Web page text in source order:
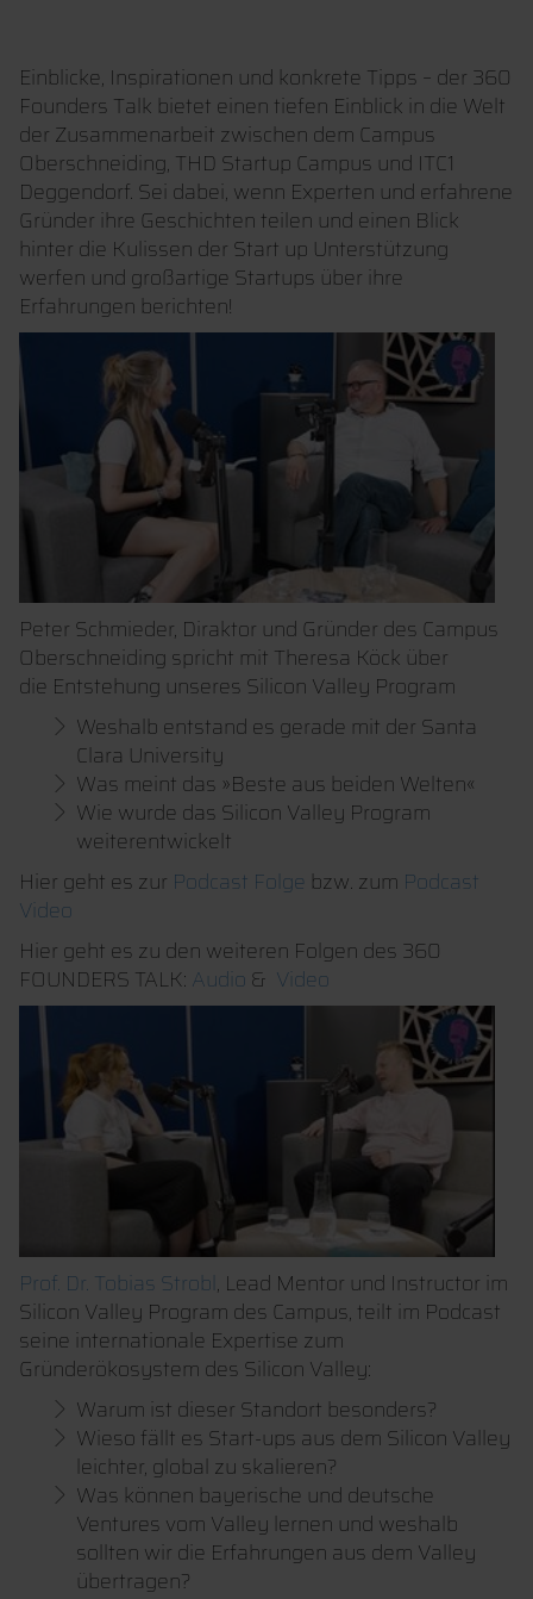
Einblicke, Inspirationen und konkrete Tipps – der 360
Founders Talk bietet einen tiefen Einblick in die Welt
der Zusammenarbeit zwischen dem Campus
Oberschneiding, THD Startup Campus und ITC1
Deggendorf. Sei dabei, wenn Experten und erfahrene
Gründer ihre Geschichten teilen und einen Blick
hinter die Kulissen der Start up Unterstützung
werfen und großartige Startups über ihre
Erfahrungen berichten!
Peter Schmieder, Diraktor und Gründer des Campus
Oberschneiding spricht mit Theresa Köck über
die Entstehung unseres Silicon Valley Program
Weshalb entstand es gerade mit der Santa
Clara University
Was meint das »Beste aus beiden Welten«
Wie wurde das Silicon Valley Program
weiterentwickelt
Hier geht es zur Podcast Folge bzw. zum Podcast
Video
Hier geht es zu den weiteren Folgen des 360
FOUNDERS TALK: Audio & Video
Prof. Dr. Tobias Strobl , Lead Mentor und Instructor im
Silicon Valley Program des Campus, teilt im Podcast
seine internationale Expertise zum
Gründerökosystem des Silicon Valley:
Warum ist dieser Standort besonders?
Wieso fällt es Start-ups aus dem Silicon Valley
leichter, global zu skalieren?
Was können bayerische und deutsche
Ventures vom Valley lernen und weshalb
sollten wir die Erfahrungen aus dem Valley
übertragen?